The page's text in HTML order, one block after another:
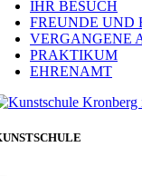
IHR BESUCH
FREUNDE UND
VERGANGENE
PRAKTIKUM
EHRENAMT